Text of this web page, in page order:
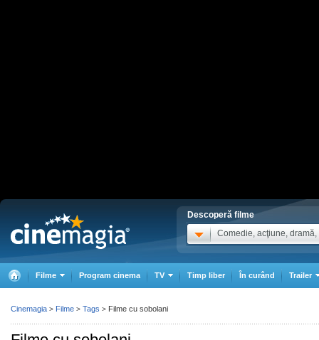
Descoperă filme
Comedie, acţiune, dramă,
Filme Program cinema TV Timp liber În curând Trailer
Cinemagia > Filme > Tags > Filme cu sobolani